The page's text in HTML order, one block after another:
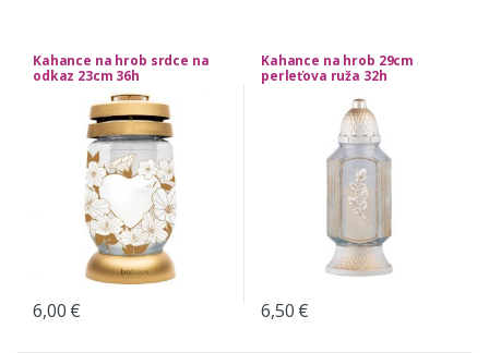
Kahance na hrob srdce na
odkaz 23cm 36h
6,00 €
Kahance na hrob 29cm
perleťova ruža 32h
6,50 €